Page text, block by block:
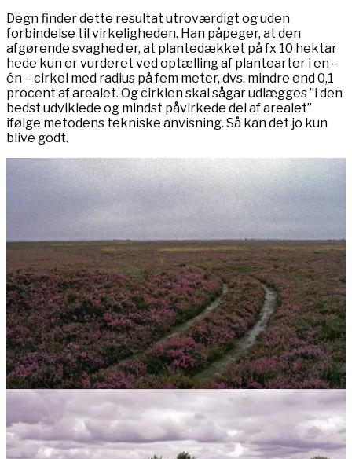
Degn finder dette resultat utroværdigt og uden
forbindelse til virkeligheden. Han påpeger, at den
afgørende svaghed er, at plantedækket på fx 10 hektar
hede kun er vurderet ved optælling af plantearter i en –
én – cirkel med radius på fem meter, dvs. mindre end 0,1
procent af arealet. Og cirklen skal sågar udlægges ”i den
bedst udviklede og mindst påvirkede del af arealet”
ifølge metodens tekniske anvisning. Så kan det jo kun
blive godt.